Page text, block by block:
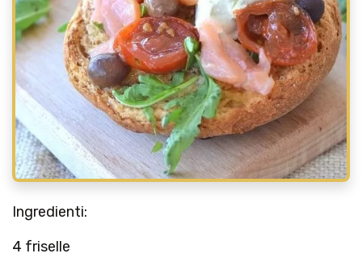
Ingredienti:
4 friselle